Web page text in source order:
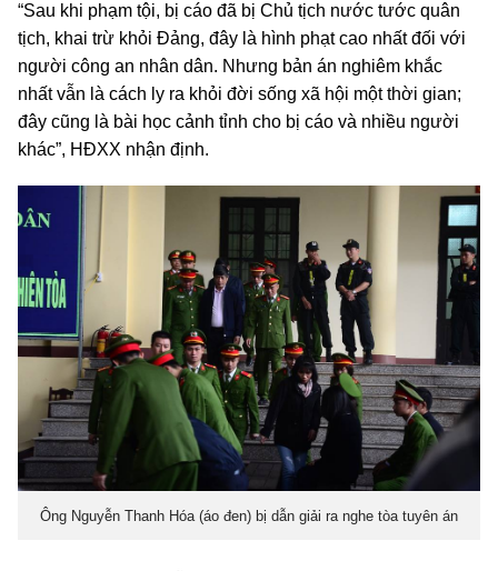
“Sau khi phạm tội, bị cáo đã bị Chủ tịch nước tước quân
tịch, khai trừ khỏi Đảng, đây là hình phạt cao nhất đối với
người công an nhân dân. Nhưng bản án nghiêm khắc
nhất vẫn là cách ly ra khỏi đời sống xã hội một thời gian;
đây cũng là bài học cảnh tỉnh cho bị cáo và nhiều người
khác”, HĐXX nhận định.
Ông Nguyễn Thanh Hóa (áo đen) bị dẫn giải ra nghe tòa tuyên án